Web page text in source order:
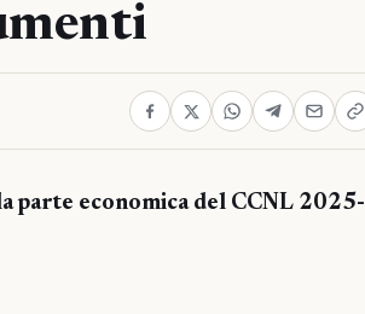
parte economica del CCNL 2025-